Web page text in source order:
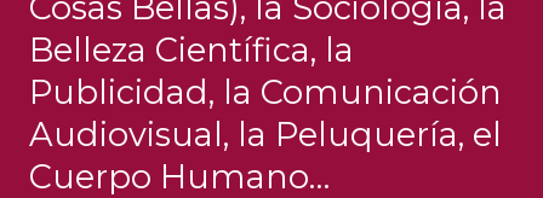
Belleza Científica, la
Publicidad, la Comunicación
Audiovisual, la Peluquería, el
Cuerpo Humano…